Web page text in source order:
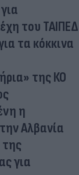
του ΤΑΙΠΕΔ
τα κόκκινα
της ΚΟ
η
Αλβανία
για